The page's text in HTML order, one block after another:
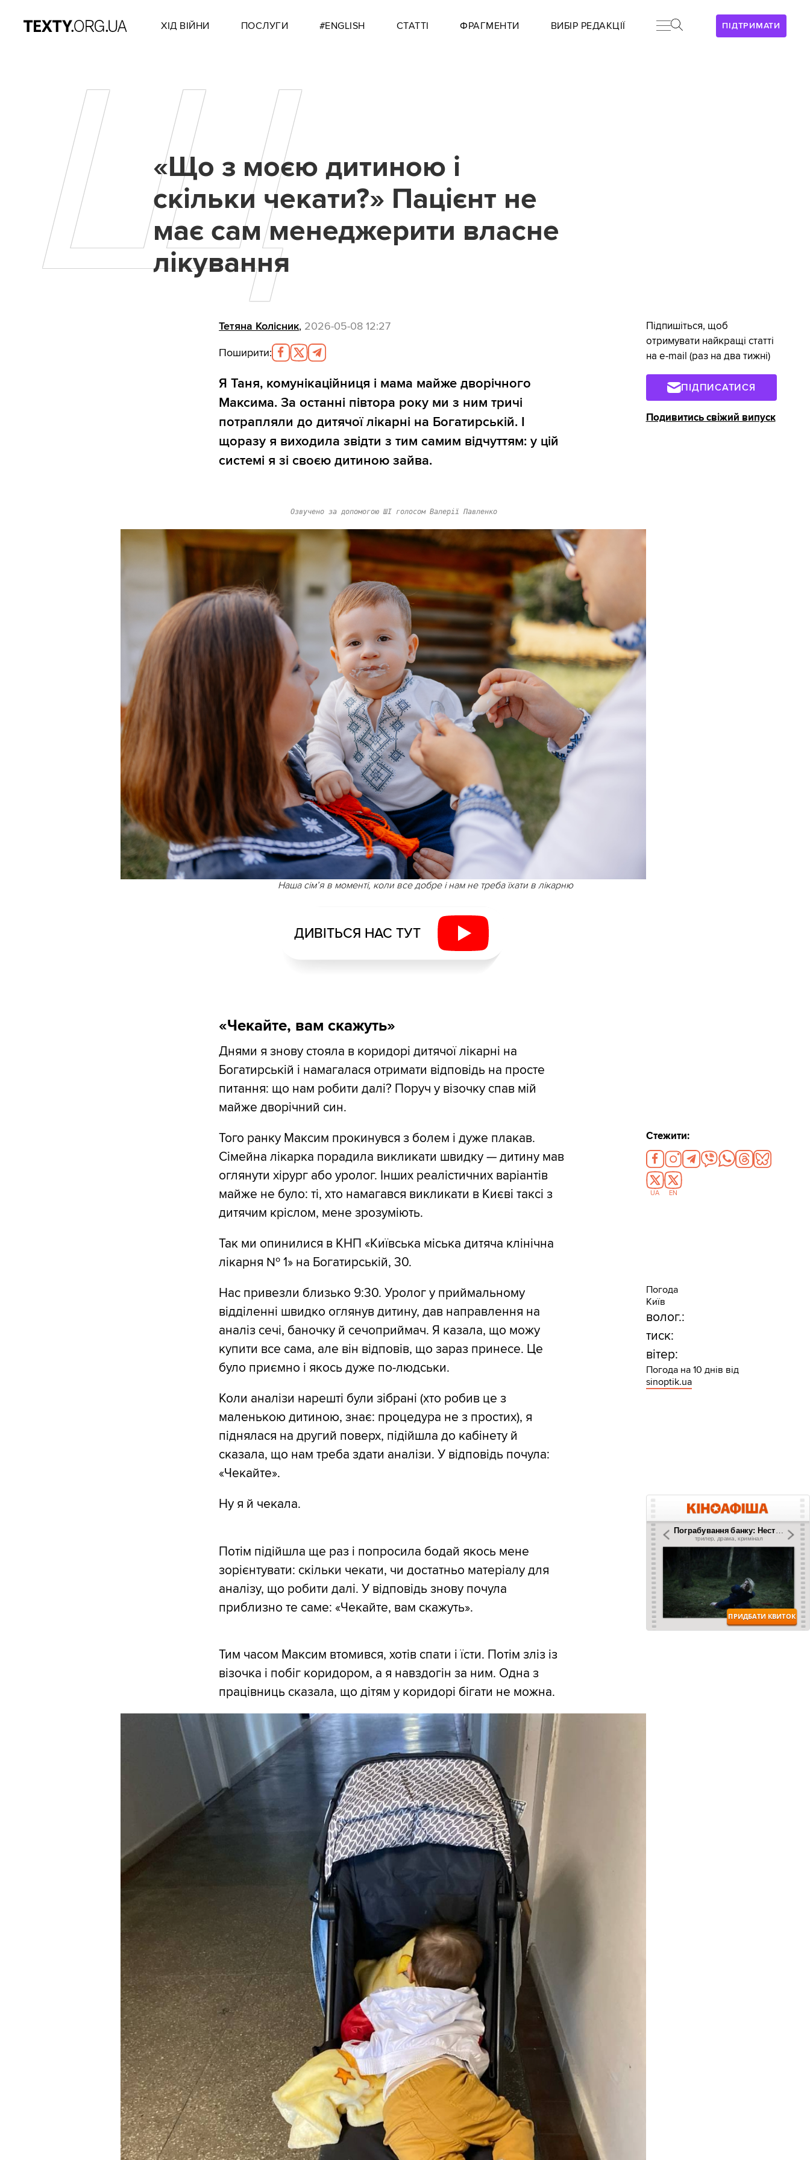
ПІДТРИМАТИ
ХІД ВІЙНИ ПОСЛУГИ #ENGLISH СТАТТІ ФРАГМЕНТИ ВИБІР РЕДАКЦІЇ
Щ
«Що з моєю дитиною і
скільки чекати?» Пацієнт не
має сам менеджерити власне
лікування
Тетяна Колісник, 2026-05-08 12:27
Поширити:
Я Таня, комунікаційниця і мама майже дворічного
Максима. За останні півтора року ми з ним тричі
потрапляли до дитячої лікарні на Богатирській. І
щоразу я виходила звідти з тим самим відчуттям: у цій
системі я зі своєю дитиною зайва.
Озвучено за допомогою ШІ голосом Валерії Павленко
Наша сім’я в моменті, коли все добре і нам не треба їхати в лікарню
ДИВІТЬСЯ НАС ТУТ
«Чекайте, вам скажуть»
Днями я знову стояла в коридорі дитячої лікарні на
Богатирській і намагалася отримати відповідь на просте
питання: що нам робити далі? Поруч у візочку спав мій
майже дворічний син.
Того ранку Максим прокинувся з болем і дуже плакав.
Сімейна лікарка порадила викликати швидку — дитину мав
оглянути хірург або уролог. Інших реалістичних варіантів
майже не було: ті, хто намагався викликати в Києві таксі з
дитячим кріслом, мене зрозуміють.
Так ми опинилися в КНП «Київська міська дитяча клінічна
лікарня № 1» на Богатирській, 30.
Нас привезли близько 9:30. Уролог у приймальному
відділенні швидко оглянув дитину, дав направлення на
аналіз сечі, баночку й сечоприймач. Я казала, що можу
купити все сама, але він відповів, що зараз принесе. Це
було приємно і якось дуже по-людськи.
Коли аналізи нарешті були зібрані (хто робив це з
маленькою дитиною, знає: процедура не з простих), я
піднялася на другий поверх, підійшла до кабінету й
сказала, що нам треба здати аналізи. У відповідь почула:
«Чекайте».
Ну я й чекала.
Потім підійшла ще раз і попросила бодай якось мене
зорієнтувати: скільки чекати, чи достатньо матеріалу для
аналізу, що робити далі. У відповідь знову почула
приблизно те саме: «Чекайте, вам скажуть».
Тим часом Максим втомився, хотів спати і їсти. Потім зліз із
візочка і побіг коридором, а я навздогін за ним. Одна з
працівниць сказала, що дітям у коридорі бігати не можна.
Підпишіться, щоб
отримувати найкращі статті
на e-mail (раз на два тижні)
ПІДПИСАТИСЯ
Подивитись свіжий випуск
Стежити:
UA EN
Погода
Київ
волог.:
тиск:
вітер:
Погода на 10 днів від
sinoptik.ua